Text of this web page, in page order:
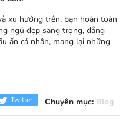
xu hướng trên, bạn hoàn toàn
ngủ đẹp sang trọng, đẳng
ấn cá nhân, mang lại những
Twitter Chuyên mục: Blog